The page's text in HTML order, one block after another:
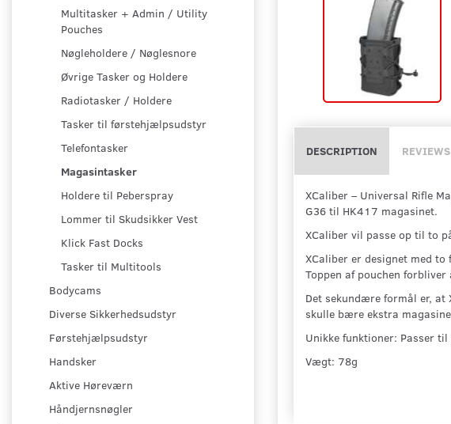
Multitasker + Admin / Utility
Pouches
Nøgleholdere / Nøglesnore
Øvrige Tasker og Holdere
Radiotasker / Holdere
Tasker til førstehjælpsudstyr
Telefontasker
Magasintasker
Holdere til Peberspray
Lommer til Skudsikker Vest
Klick Fast Docks
Tasker til Multitools
Bodycams
Diverse Sikkerhedsudstyr
Førstehjælpsudstyr
Handsker
Aktive Høreværn
Håndjernsnøgler
DESCRIPTION REVIEWS
XCaliber – Universal Rifle
G36 til HK417 magasinet.
XCaliber vil passe op til to
XCaliber er designet med
Toppen af pouchen
Det sekundære formål er,
skulle bære ekstra
Unikke funktioner: Passer
Vægt: 78g